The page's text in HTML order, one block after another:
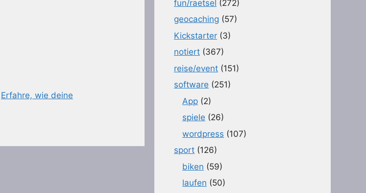
Erfahre, wie deine
fun/raetsel (272)
geocaching (57)
Kickstarter (3)
notiert (367)
reise/event (151)
software (251)
App (2)
spiele (26)
wordpress (107)
sport (126)
biken (59)
laufen (50)